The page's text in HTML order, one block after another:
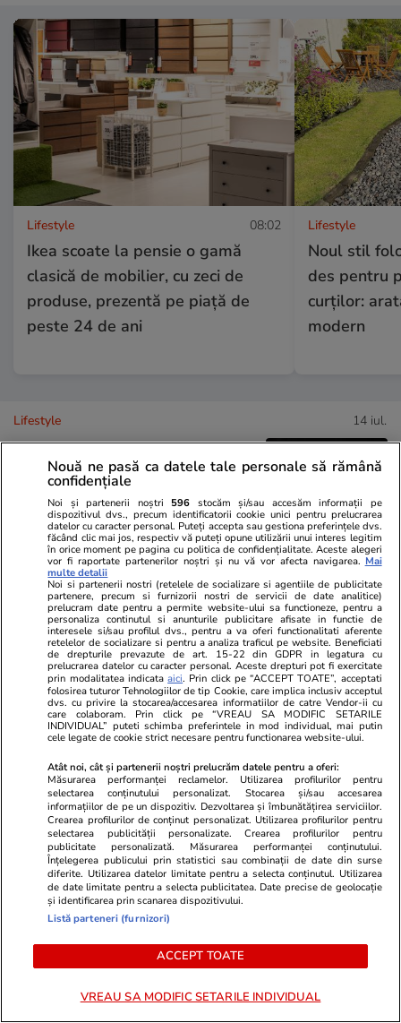
Lifestyle 08:02
Ikea scoate la pensie o gamă
clasică de mobilier, cu zeci de
produse, prezentă pe piață de
peste 24 de ani
Lifestyle
Noul stil
des pentru
curților:
modern
Lifestyle 14 iul.
De ce fulgerele se văd înainte
să se audă tunetul
Lifestyle 14 iul.
Ce este săpunul de Marsilia și
la ce se folosește
Lifestyle 11 iul.
Câte calorii au cireșele și ce
nutrienți conțin
Nouă ne pasă ca datele tale personale să rămână
confidențiale
Noi și partenerii noștri 596 stocăm și/sau accesăm informații pe
dispozitivul dvs., precum identificatorii cookie unici pentru prelucrarea
datelor cu caracter personal. Puteți accepta sau gestiona preferințele dvs.
făcând clic mai jos, respectiv vă puteți opune utilizării unui interes legitim
în orice moment pe pagina cu politica de confidențialitate. Aceste alegeri
vor fi raportate partenerilor noștri și nu vă vor afecta navigarea. Mai
multe detalii
Noi si partenerii nostri (retelele de socializare si agentiile de publicitate
partenere, precum si furnizorii nostri de servicii de date analitice)
prelucram date pentru a permite website-ului sa functioneze, pentru a
personaliza continutul si anunturile publicitare afisate in functie de
interesele si/sau profilul dvs., pentru a va oferi functionalitati aferente
retelelor de socializare si pentru a analiza traficul pe website. Beneficiati
de drepturile prevazute de art. 15-22 din GDPR in legatura cu
prelucrarea datelor cu caracter personal. Aceste drepturi pot fi exercitate
prin modalitatea indicataaici. Prin click pe “ACCEPT TOATE”, acceptati
folosirea tuturor Tehnologiilor de tip Cookie, care implica inclusiv acceptul
dvs. cu privire la stocarea/accesarea informatiilor de catre Vendor-ii cu
care colaboram. Prin click pe “VREAU SA MODIFIC SETARILE
INDIVIDUAL” puteti schimba preferintele in mod individual, mai putin
cele legate de cookie strict necesare pentru functionarea website-ului.
Atât noi, cât și partenerii noștri prelucrăm datele pentru a oferi:
Măsurarea performanței reclamelor. Utilizarea profilurilor pentru
selectarea conținutului personalizat. Stocarea și/sau accesarea
informațiilor de pe un dispozitiv. Dezvoltarea și îmbunătățirea serviciilor.
Crearea profilurilor de conținut personalizat. Utilizarea profilurilor pentru
selectarea publicității personalizate. Crearea profilurilor pentru
publicitate personalizată. Măsurarea performanței conținutului.
Înțelegerea publicului prin statistici sau combinații de date din surse
diferite. Utilizarea datelor limitate pentru a selecta conținutul. Utilizarea
de date limitate pentru a selecta publicitatea. Date precise de geolocație
și identificarea prin scanarea dispozitivului.
Listă parteneri (furnizori)
ACCEPT TOATE
VREAU SA MODIFIC SETARILE INDIVIDUAL